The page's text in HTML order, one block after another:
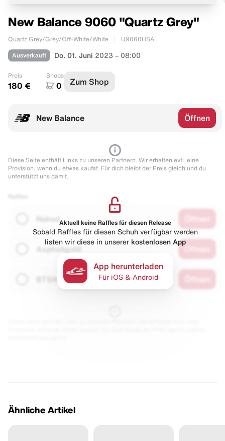
New Balance 9060 "Quartz Grey"
Quartz Grey/Grey/Off-White/White U9060HSA
Ausverkauft Do. 01. Juni 2023 – 08:00
Preis
180 €
Shops
0 Zum Shop
New Balance Öffnen
Diese Seite enthält Links zu unseren Partnern. Wir erhalten evtl. eine
Provision, wenn du etwas kaufst. Für dich bleibt der Preis gleich und du
unterstützt uns damit.
Naked
Asphaltgold
Aktuell keine Raffles für diesen Release
Sobald Raffles für diesen Schuh verfügbar werden
listen wir diese in unserer kostenlosen App
App herunterladen
Für iOS & Android
Ähnliche Artikel